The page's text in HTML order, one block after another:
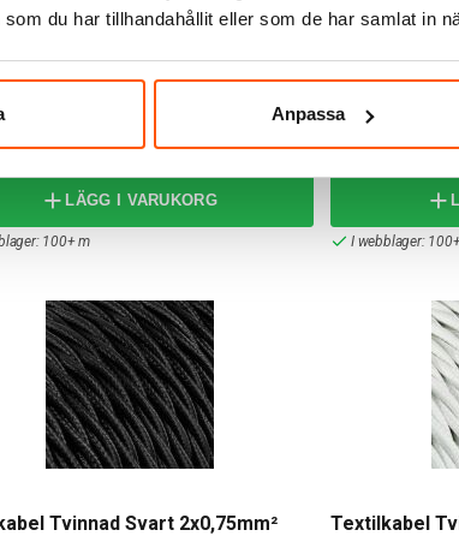
du har tillhandahållit eller som de har samlat in
Anpassa
Vit 2x0,75mm²
-15%
LÄGG I VARUKORG
100+ m
Textilkabel
I webblager:
Tvinnad Svart 2x0,75mm² Textilkabel